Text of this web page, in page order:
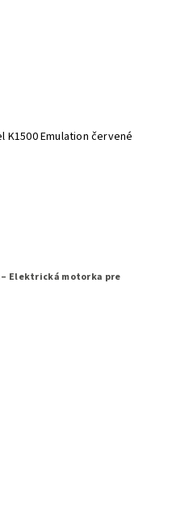
Emulation červené
– Elektrická motorka pre